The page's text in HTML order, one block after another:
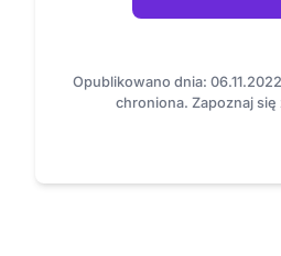
Opublikowano dnia:
chroniona. Zapoznaj się